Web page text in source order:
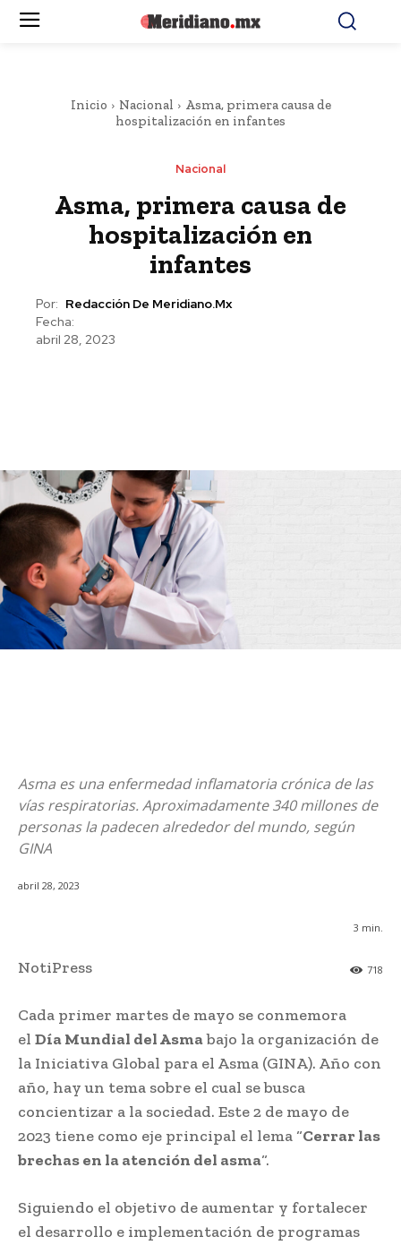
Inicio Nacional
Asma, primera causa de
hospitalización en infantes
Nacional
Asma, primera causa de
hospitalización en
infantes
Por: Redacción De Meridiano.mx
Fecha:
abril 28, 2023
Asma es una enfermedad inflamatoria crónica de las
vías respiratorias. Aproximadamente 340 millones de
personas la padecen alrededor del mundo, según
GINA
abril 28, 2023
3 min.
718
NotiPress
Cada primer martes de mayo se conmemora
el Día Mundial del Asmabajo la organización de
la Iniciativa Global para el Asma (GINA). Año con
año, hay un tema sobre el cual se busca
concientizar a la sociedad. Este 2 de mayo de
2023 tiene como eje principal el lema “Cerrar las
brechas en la atención del asma“.
Siguiendo el objetivo de aumentar y fortalecer
el desarrollo e implementación de programas